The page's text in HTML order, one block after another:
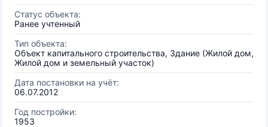
Статус объекта:
Ранее учтенный
Тип объекта:
Объект капитального строительства, Здание (Жилой дом,
Жилой дом и земельный участок)
Дата постановки на учёт:
06.07.2012
Год постройки:
1953